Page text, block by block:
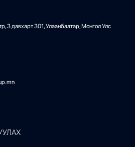
3 давхарт 301, Улаанбаатар, Монгол Улс